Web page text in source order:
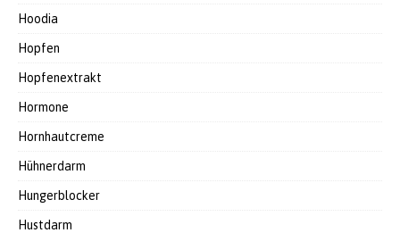
Hoodia
Hopfen
Hopfenextrakt
Hormone
Hornhautcreme
Hühnerdarm
Hungerblocker
Hustdarm